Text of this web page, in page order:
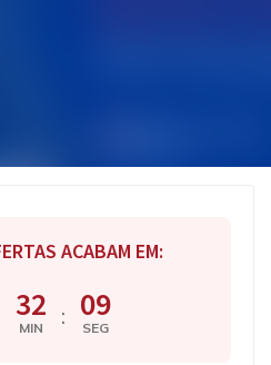
ACABAM EM:
32
MIN : 08
SEG